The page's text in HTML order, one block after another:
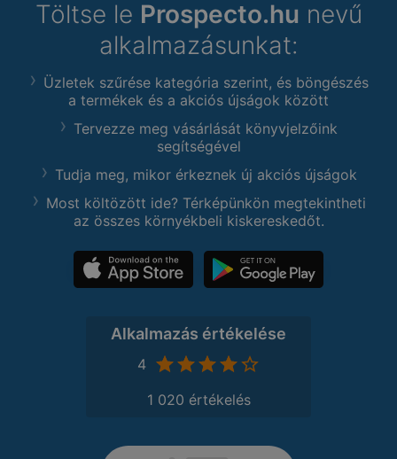
Töltse le Prospecto.hu nevű
alkalmazásunkat:
Üzletek szűrése kategória szerint, és böngészés
a termékek és a akciós újságok között
Tervezze meg vásárlását könyvjelzőink
segítségével
Tudja meg, mikor érkeznek új akciós újságok
Most költözött ide? Térképünkön megtekintheti
az összes környékbeli kiskereskedőt.
Alkalmazás értékelése
4
1 020 értékelés